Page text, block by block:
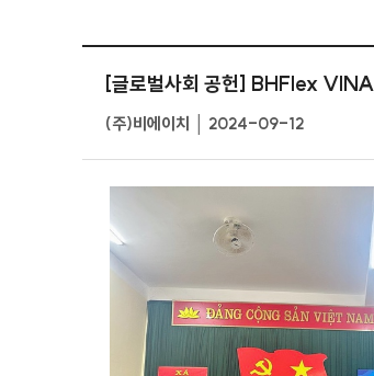
[글로벌사회 공헌] BHFlex VINA,
(주)비에이치 │ 2024-09-12